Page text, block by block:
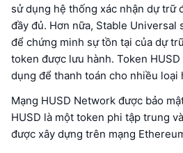
sử dụng hệ thống xác nhận dự trữ
đầy đủ. Hơn nữa, Stable Universal
để chứng minh sự tồn tại của dự
token được lưu hành. Token
dụng để thanh toán cho nhiều loại
Mạng HUSD Network được bảo
HUSD là một token phi tập trung
được xây dựng trên mạng